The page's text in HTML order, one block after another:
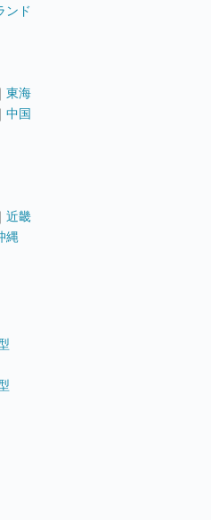
ンド
｜ 東海
｜ 中国
｜ 近畿
縄